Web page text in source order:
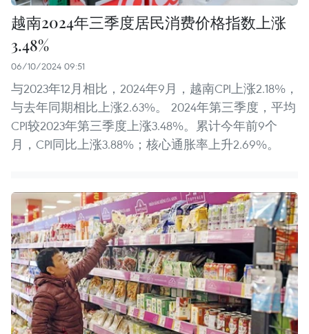
越南2024年三季度居民消费价格指数上涨
3.48%
06/10/2024 09:51
与2023年12月相比，2024年9月，越南CPI上涨2.18%，
与去年同期相比上涨2.63%。 2024年第三季度，平均
CPI较2023年第三季度上涨3.48%。累计今年前9个
月，CPI同比上涨3.88%；核心通胀率上升2.69%。